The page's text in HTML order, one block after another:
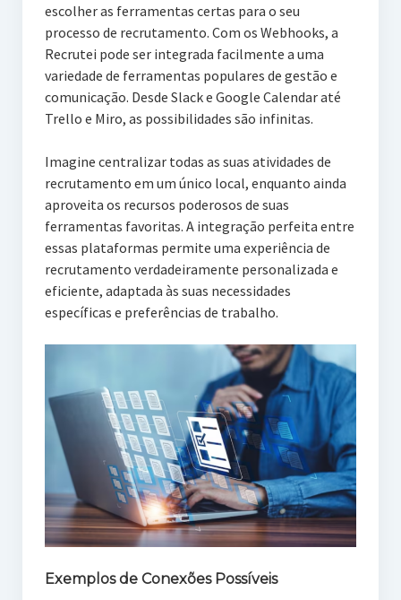
escolher as ferramentas certas para o seu
processo de recrutamento. Com os Webhooks, a
Recrutei pode ser integrada facilmente a uma
variedade de ferramentas populares de gestão e
comunicação. Desde Slack e Google Calendar até
Trello e Miro, as possibilidades são infinitas.
Imagine centralizar todas as suas atividades de
recrutamento em um único local, enquanto ainda
aproveita os recursos poderosos de suas
ferramentas favoritas. A integração perfeita entre
essas plataformas permite uma experiência de
recrutamento verdadeiramente personalizada e
eficiente, adaptada às suas necessidades
específicas e preferências de trabalho.
Exemplos de Conexões Possíveis